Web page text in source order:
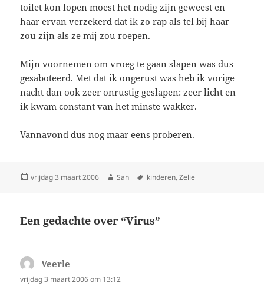
toilet kon lopen moest het nodig zijn geweest en
haar ervan verzekerd dat ik zo rap als tel bij haar
zou zijn als ze mij zou roepen.
Mijn voornemen om vroeg te gaan slapen was dus
gesaboteerd. Met dat ik ongerust was heb ik vorige
nacht dan ook zeer onrustig geslapen: zeer licht en
ik kwam constant van het minste wakker.
Vannavond dus nog maar eens proberen.
Geplaatst
vrijdag 3 maart 2006 Auteur
San Tags
kinderen,Zelie
Een gedachte over “Virus”
Veerle
vrijdag 3 maart 2006 om 13:12